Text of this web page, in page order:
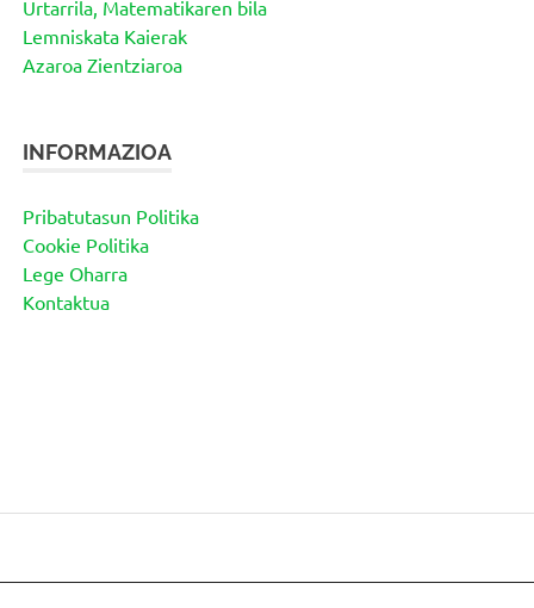
Urtarrila, Matematikaren bila
Lemniskata Kaierak
Azaroa Zientziaroa
INFORMAZIOA
Pribatutasun Politika
Cookie Politika
Lege Oharra
Kontaktua